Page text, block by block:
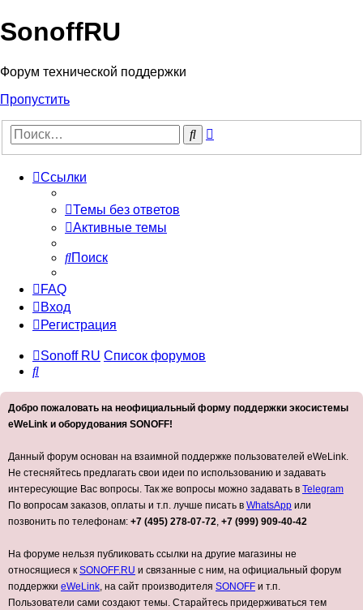
SonoffRU
Форум технической поддержки
Пропустить
Поиск
Ссылки
Темы без ответов
Активные темы
Поиск
FAQ
Вход
Регистрация
Sonoff RU Список форумов
Поиск
Добро пожаловать на неофициальный форму поддержки экосистемы
eWeLink и оборудования SONOFF!
Данный форум основан на взаимной поддержке пользователей eWeLink.
Не стесняйтесь предлагать свои идеи по использованию и задавать
интересующие Вас вопросы. Так же вопросы можно задавать в Telegram
По вопросам заказов, оплаты и т.п. лучше писать в WhatsApp или
позвонить по телефонам: +7 (495) 278-07-72, +7 (999) 909-40-42
На форуме нельзя публиковать ссылки на другие магазины не
относящиеся к SONOFF.RU и связанные с ним, на официальный форум
поддержки eWeLink, на сайт производителя SONOFF и т.п.
Пользователи сами создают темы. Старайтесь придерживаться тем